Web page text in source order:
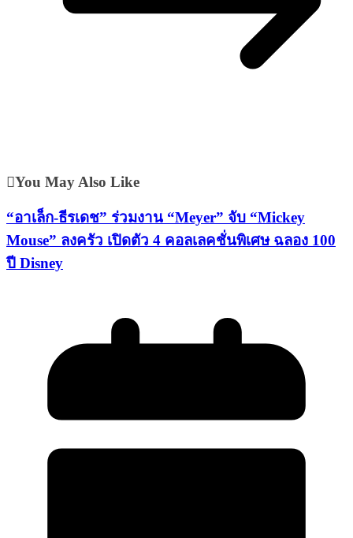
You May Also Like
“อาเล็ก-ธีรเดช” ร่วมงาน “Meyer” จับ “Mickey
Mouse” ลงครัว เปิดตัว 4 คอลเลคชั่นพิเศษ ฉลอง 100
ปี Disney